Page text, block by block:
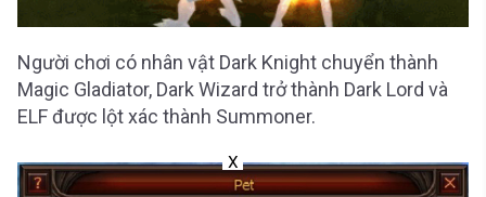
Người chơi có nhân vật Dark Knight chuyển thành
Magic Gladiator, Dark Wizard trở thành Dark Lord và
ELF được lột xác thành Summoner.
X